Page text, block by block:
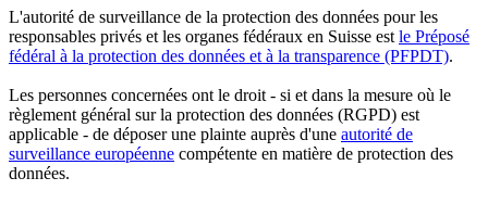
L'autorité de surveillance de la protection des données pour les
responsables privés et les organes fédéraux en Suisse est le Préposé
fédéral à la protection des données et à la transparence (PFPDT).
Les personnes concernées ont le droit - si et dans la mesure où le
règlement général sur la protection des données (RGPD) est
applicable - de déposer une plainte auprès d'une autorité de
surveillance européenne compétente en matière de protection des
données.